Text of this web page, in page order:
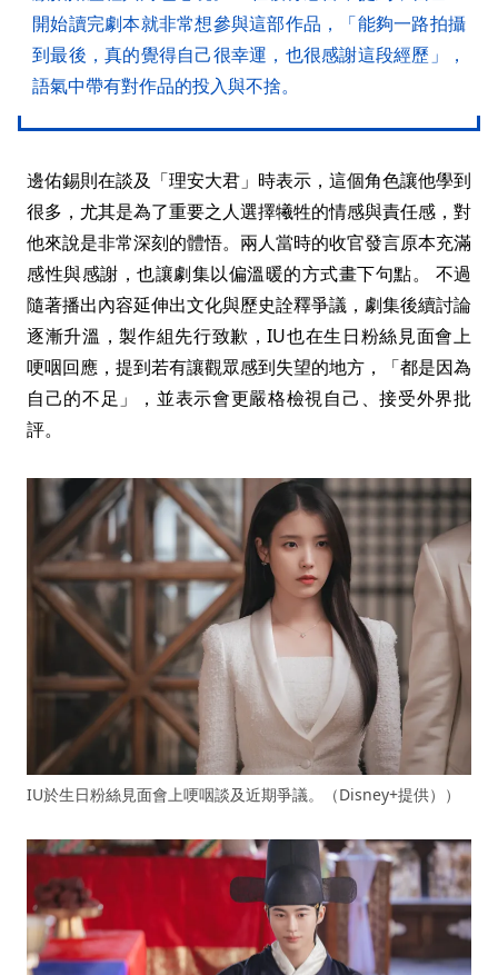
開始讀完劇本就非常想參與這部作品，「能夠一路拍攝
到最後，真的覺得自己很幸運，也很感謝這段經歷」，
語氣中帶有對作品的投入與不捨。
邊佑錫則在談及「理安大君」時表示，這個角色讓他學到
很多，尤其是為了重要之人選擇犧牲的情感與責任感，對
他來說是非常深刻的體悟。兩人當時的收官發言原本充滿
感性與感謝，也讓劇集以偏溫暖的方式畫下句點。 不過
隨著播出內容延伸出文化與歷史詮釋爭議，劇集後續討論
逐漸升溫，製作組先行致歉，IU也在生日粉絲見面會上
哽咽回應，提到若有讓觀眾感到失望的地方，「都是因為
自己的不足」，並表示會更嚴格檢視自己、接受外界批
評。
IU於生日粉絲見面會上哽咽談及近期爭議。（Disney+提供））